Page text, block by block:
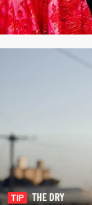
TIP
THE DRY